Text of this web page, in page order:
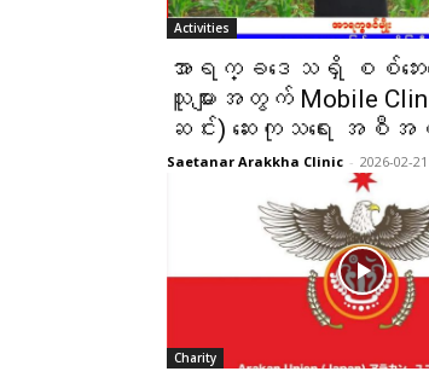
Activities
အာရက္ခဒေသရှိ စစ်ဘေး
သူများအတွက် Mobile
ဆင်း) ဆေးကုသရေး အစီ
Saetanar Arakkha Clinic - 2026-02-21
Charity